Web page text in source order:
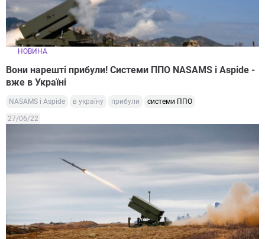
НОВИНА
Вони нарешті прибули! Системи ППО NASAMS і Aspide -
вже в Україні
NASAMS і Aspide в україну прибули системи ППО
27/06/22